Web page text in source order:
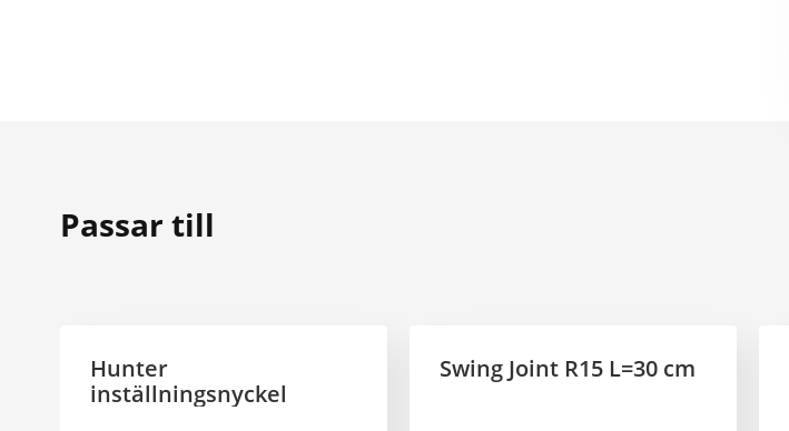
Passar till
Hunter
inställningsnyckel
Swing Joint R15 L=30 cm